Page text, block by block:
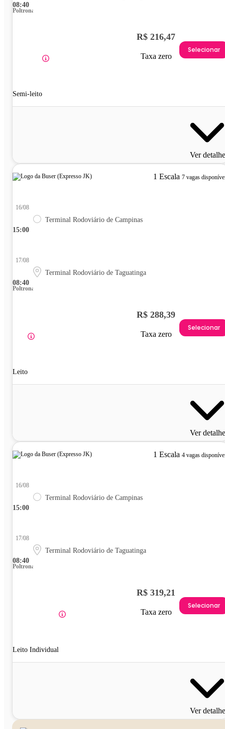
08:40
Poltrona
Semi-leito
R$ 216,47
Taxa zero
Selecionar
Ver
1 Escala 7 vagas
15:00
16/08
Terminal Rodoviário de Campinas
08:40
17/08
Terminal Rodoviário de Taguatinga
Poltrona
Leito
R$ 288,39
Taxa zero
Selecionar
Ver
1 Escala 4 vagas
15:00
16/08
Terminal Rodoviário de Campinas
08:40
17/08
Terminal Rodoviário de Taguatinga
Poltrona
Leito Individual
R$ 319,21
Taxa zero
Selecionar
Ver